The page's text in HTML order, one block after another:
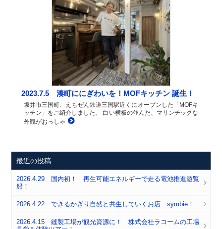
2023.7.5 湊町ににぎわいを！MOFキッチン 誕生！
坂井市三国町、えちぜん鉄道三国駅近くにオープンした「MOFキ
ッチン」をご紹介しました。 白い横板の並んだ、マリンチックな
外観がおっしゃ
最近の投稿
2026.4.29 国内初！ 再生可能エネルギーで走る電池推進遊覧
船！
2026.4.22 できるかぎり自然と共生していくお店 symbie！
2026.4.15 縫製工場が観光資源に！ 株式会社ラコームの工場